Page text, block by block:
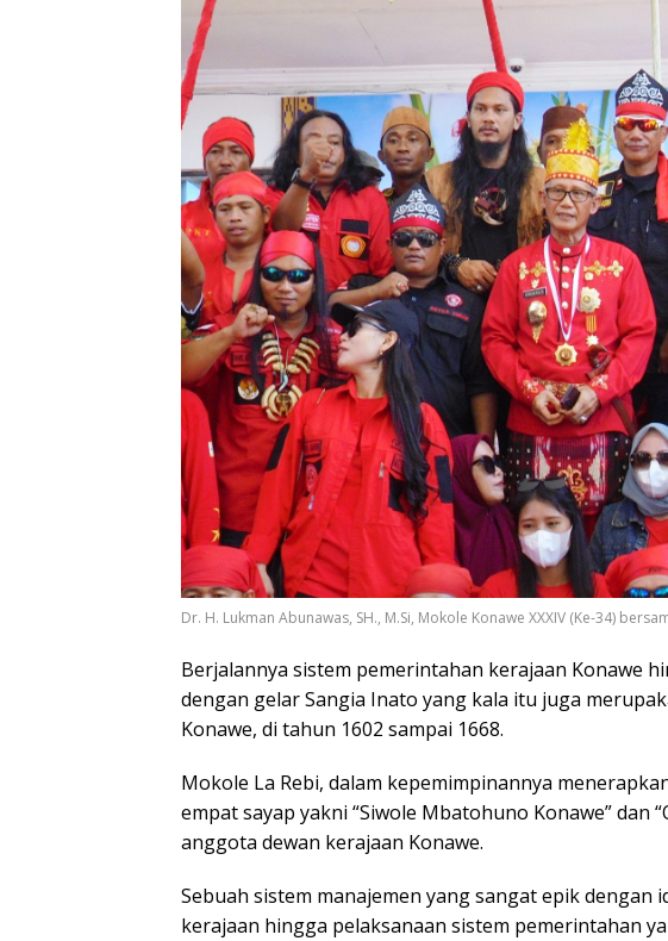
Dr. H. Lukman Abunawas, SH., M.Si, Mokole Konawe XXXIV (Ke-34)
Berjalannya sistem pemerintahan kerajaan Konawe
dengan gelar Sangia Inato yang kala itu juga
Konawe, di tahun 1602 sampai 1668.
Mokole La Rebi, dalam kepemimpinannya
empat sayap yakni “Siwole Mbatohuno Konawe” dan
anggota dewan kerajaan Konawe.
Sebuah sistem manajemen yang sangat epik dengan
kerajaan hingga pelaksanaan sistem pemerintahan